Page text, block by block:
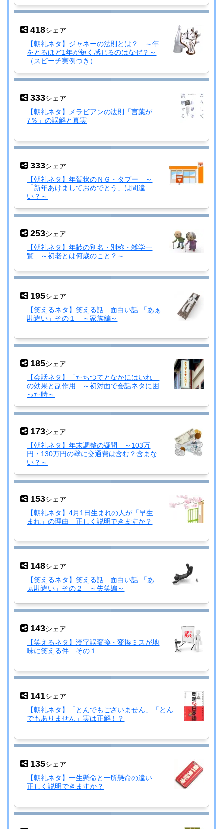
418シェア
【朝礼ネタ】ジャネーの法則とは？ ～年
をとるほど1年が短く感じるのはなぜ？～
（スピーチ実例つき）
333シェア
【朝礼ネタ】メラビアンの法則「言葉が
7％」の誤解と真実
333シェア
【朝礼ネタ】年賀状のＮＧ・タブー ～
「新年あけましておめでとう」は間違
い？～
253シェア
【朝礼ネタ】年齢の別名・別称・雑学一
覧 ～初老とは何歳のこと？～
195シェア
【笑えるネタ】笑える話 面白い話 「あぁ
勘違い」その１ ～家族編～
185シェア
【会話ネタ】「たちつてとなかにはいれ」
の効果と副作用 ～初対面で会話ネタに困
った時～
173シェア
【朝礼ネタ】年末調整の疑問 ～103万
円・130万円の壁に交通費は含む？含まな
い？～
153シェア
【朝礼ネタ】4月1日生まれの人が「早生
まれ」の理由 正しく説明できますか？
148シェア
【笑えるネタ】笑える話 面白い話 「あ
ぁ勘違い」その２ ～失笑編～
143シェア
【笑えるネタ】漢字誤変換・変換ミスが地
味に笑える件 その１
141シェア
【朝礼ネタ】「とんでもございません」「とん
でもありません」実は正解！？
135シェア
【朝礼ネタ】一生懸命と一所懸命の違い
正しく説明できますか？